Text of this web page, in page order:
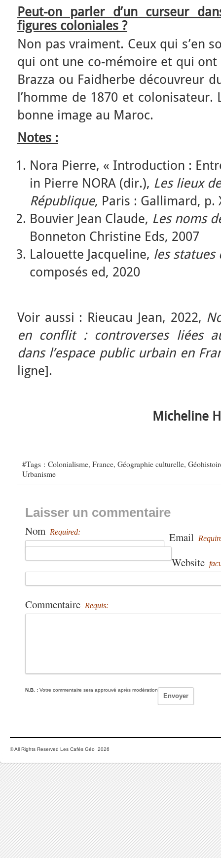
Peut-on parler d’un curseur
figures coloniales ?
Non pas vraiment. Ceux qui s’en
qui ont une co-mémoire et qui
Brazza ou Faidherbe découvreur
l’homme de 1870 et
bonne image au Maroc.
Notes :
Nora Pierre, « Introduction :
in Pierre NORA (dir.), Les lieux
République, Paris : Gallimard, p.
Bouvier Jean Claude, Les noms
Bonneton Christine Eds, 2007
Lalouette Jacqueline, les statues
composés ed, 2020
Voir aussi : Rieucau Jean, 2022,
en conflit : controverses liées
dans l’espace public urbain en
ligne].
Micheline
#Tags : Colonialisme, France, Géographie culturelle,
Urbanisme
Laisser un commentaire
Nom Required: Email
Website
Commentaire Requis:
N.B. : Votre commentaire sera approuvé après modération
© All Rights Reserved Les Cafés Géo 2026